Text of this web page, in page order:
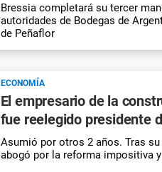
Bressia completará su tercer
autoridades de Bodegas de
de Peñaflor
ECONOMÍA
El empresario de la
fue reelegido presidente
Asumió por otros 2 años. Tras
abogó por la reforma impositiva